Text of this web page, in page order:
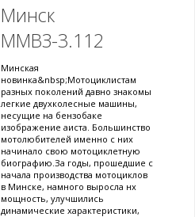
Минск
ММВЗ-3.112
Минская
новинка&nbsp;Мотоциклистам
разных поколений давно знакомы
легкие двухколесные машины,
несущие на бензобаке
изображение аиста. Большинство
мотолюбителей именно с них
начинало свою мотоциклетную
биографию.За годы, прошедшие с
начала производства мотоциклов
в Минске, намного выросла нх
мощность, улучшились
динамические характеристики,